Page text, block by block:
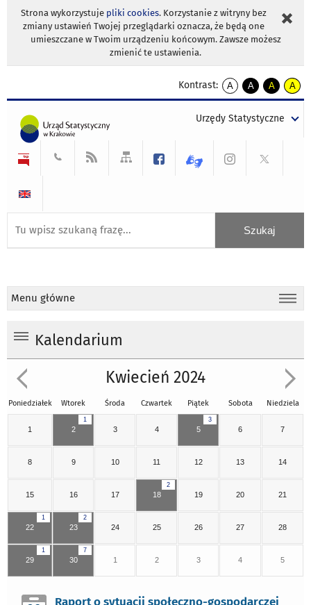
Strona wykorzystuje pliki cookies. Korzystanie z witryny bez
zmiany ustawień Twojej przeglądarki oznacza, że będą one
umieszczane w Twoim urządzeniu końcowym. Zawsze możesz
zmienić te ustawienia.
Kontrast:
A
kontrast
A
kontrast
tekst
czarnym
A
kontrast
tekst
czarnym
A
tekst
żółtym
Urzędy Statystyczne
Menu główne
Kalendarium
Kwiecień 2024
Poniedziałek Wtorek Środa Czwartek Piątek Sobota Niedziela
1
1
2 3 4
3
5 6 7
8 9 10 11 12 13 14
15 16 17
2
18 19 20 21
1
22
2
23 24 25 26 27 28
1
29
7
30 1 2 3 4 5
Raport o sytuacji społeczno-gospodarczej